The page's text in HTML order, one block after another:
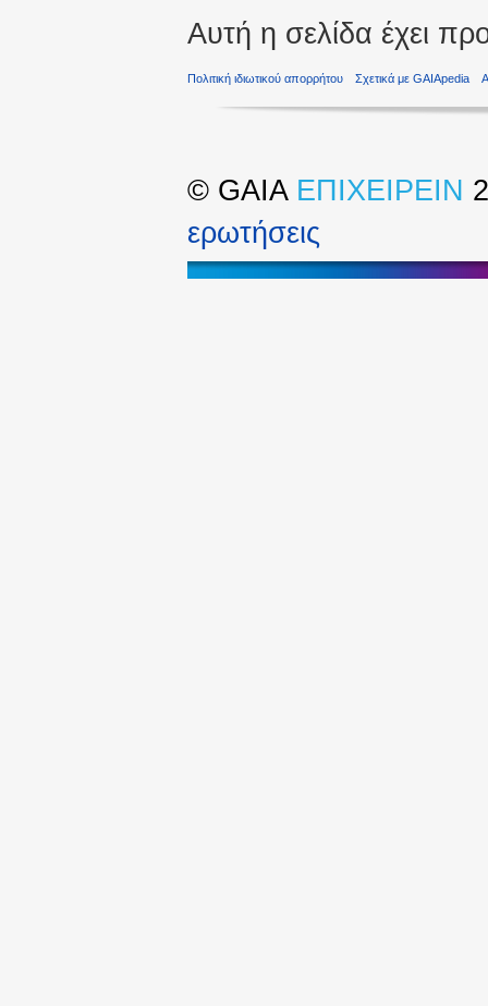
Αυτή η σελίδα έχει
Πολιτική ιδιωτικού απορρήτου Σχετικά με GAIApedia
© GAIA ΕΠΙΧΕΙΡΕΙΝ
ερωτήσεις